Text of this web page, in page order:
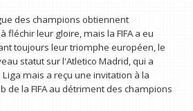
des champions obtiennent
fléchir leur gloire, mais la FIFA a eu
toujours leur triomphe européen, le
statut sur l'Atletico Madrid, qui a
mais a reçu une invitation à la
de la FIFA au détriment des champions